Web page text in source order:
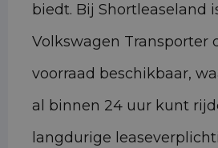
biedt. Bij Shortleaseland
Volkswagen Transporter
voorraad beschikbaar,
al binnen 24 uur kunt
langdurige